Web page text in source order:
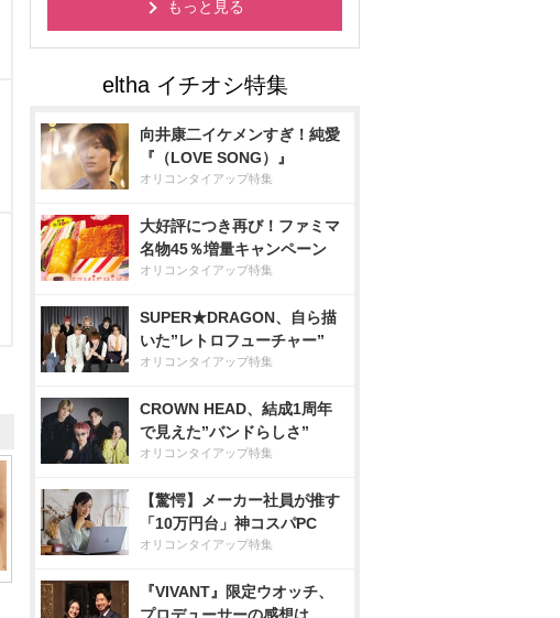
もっと見る
向井康二イケメンすぎ！純愛
『（LOVE SONG）』
オリコンタイアップ特集
大好評につき再び！ファミマ
名物45％増量キャンペーン
オリコンタイアップ特集
SUPER★DRAGON、自ら描
いた”レトロフューチャー”
オリコンタイアップ特集
CROWN HEAD、結成1周年
で見えた”バンドらしさ”
オリコンタイアップ特集
【驚愕】メーカー社員が推す
「10万円台」神コスパPC
オリコンタイアップ特集
『VIVANT』限定ウオッチ、